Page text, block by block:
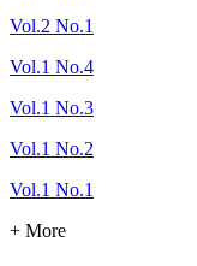
Vol.2 No.1
Vol.1 No.4
Vol.1 No.3
Vol.1 No.2
Vol.1 No.1
+ More